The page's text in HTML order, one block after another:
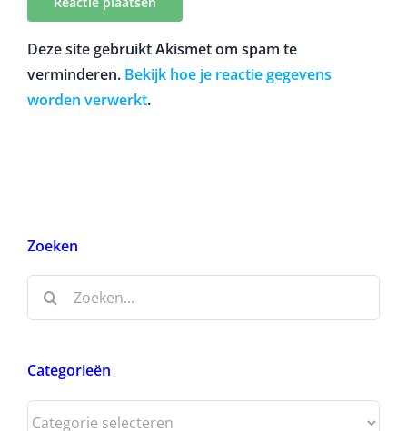
Deze site gebruikt Akismet om spam te
verminderen. Bekijk hoe je reactie gegevens
worden verwerkt.
Zoeken
Zoeken
Categorieën
Categorieën